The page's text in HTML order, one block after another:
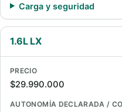
Carga y seguridad
1.6L LX
PRECIO
$29.990.000
AUTONOMÍA DECLARADA /